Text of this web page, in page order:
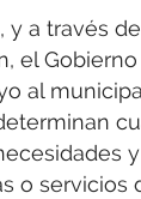
y a través
el
al
o servicios